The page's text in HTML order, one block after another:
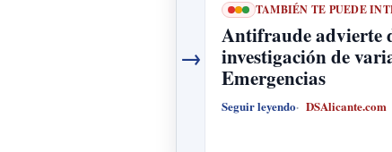
→
TAMBIÉN TE PUEDE
Antifraude advierte
investigación de
Emergencias
Seguir leyendo DSAlicante.com